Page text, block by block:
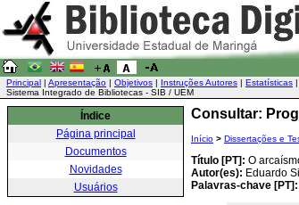
Principal | Apresentação | Objetivos | Instruções Autores | Estatísticas |
Sistema Integrado de Bibliotecas - SIB / UEM
Índice
Página principal
Documentos
Novidades
Usuários
Consultar:
Início > Dissertações e
Título [PT]: O
Autor(es): Eduardo
Palavras-chave [PT]: